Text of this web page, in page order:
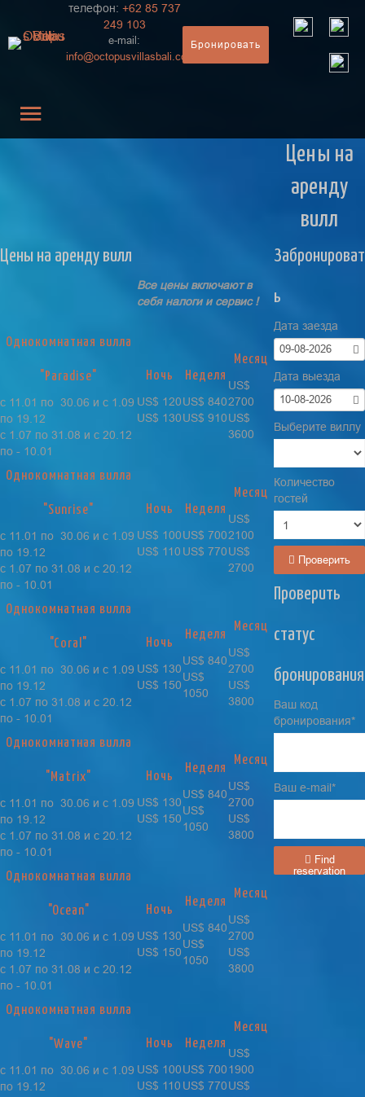
телефон: +62 85 737
249 103
e-mail:
info@octopusvillasbali.com
Бронировать
Цены на
аренду
вилл
Цены на аренду вилл
Все цены включают в
себя налоги и сервис !
Однокомнатная вилла
"Paradise"
с 11.01 по 30.06 и с 1.09
по 19.12
с 1.07 по 31.08 и с 20.12
по - 10.01
Ночь
US$ 120
US$ 130
Неделя
US$ 840
US$ 910
Месяц
US$
2700
US$
3600
Однокомнатная вилла
"Sunrise"
с 11.01 по 30.06 и с 1.09
по 19.12
с 1.07 по 31.08 и с 20.12
по - 10.01
Ночь
US$ 100
US$ 110
Неделя
US$ 700
US$ 770
Месяц
US$
2100
US$
2700
Однокомнатная вилла
"Coral"
с 11.01 по 30.06 и с 1.09
по 19.12
с 1.07 по 31.08 и с 20.12
по - 10.01
Ночь
US$ 130
US$ 150
Неделя
US$ 840
US$
1050
Месяц
US$
2700
US$
3800
Однокомнатная вилла
"Matrix"
с 11.01 по 30.06 и с 1.09
по 19.12
с 1.07 по 31.08 и с 20.12
по - 10.01
Ночь
US$ 130
US$ 150
Неделя
US$ 840
US$
1050
Месяц
US$
2700
US$
3800
Однокомнатная вилла
"Ocean"
с 11.01 по 30.06 и с 1.09
по 19.12
с 1.07 по 31.08 и с 20.12
по - 10.01
Ночь
US$ 130
US$ 150
Неделя
US$ 840
US$
1050
Месяц
US$
2700
US$
3800
Однокомнатная вилла
"Wave"
с 11.01 по 30.06 и с 1.09
по 19.12
Ночь
US$ 100
US$ 110
Неделя
US$ 700
US$ 770
Месяц
US$
1900
US$
Забронироват
ь
Дата заезда
09-08-2026
Дата выезда
10-08-2026
Выберите виллу
Количество
гостей
Проверить
Проверить
статус
бронирования
Ваш код
бронирования*
Ваш e-mail*
reservation